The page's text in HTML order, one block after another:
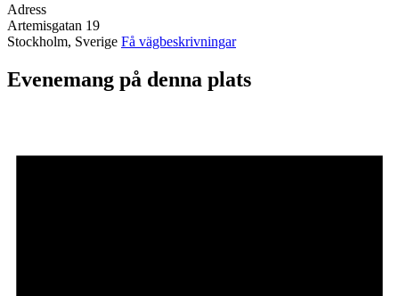
Adress
Artemisgatan 19
Stockholm, Sverige Få vägbeskrivningar
Evenemang på denna plats